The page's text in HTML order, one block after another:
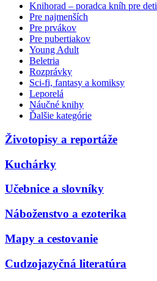
Knihorad – poradca kníh pre deti
Pre najmenších
Pre prvákov
Pre pubertiakov
Young Adult
Beletria
Rozprávky
Sci-fi, fantasy a komiksy
Leporelá
Náučné knihy
Ďalšie kategórie
Životopisy a reportáže
Kuchárky
Učebnice a slovníky
Náboženstvo a ezoterika
Mapy a cestovanie
Cudzojazyčná literatúra